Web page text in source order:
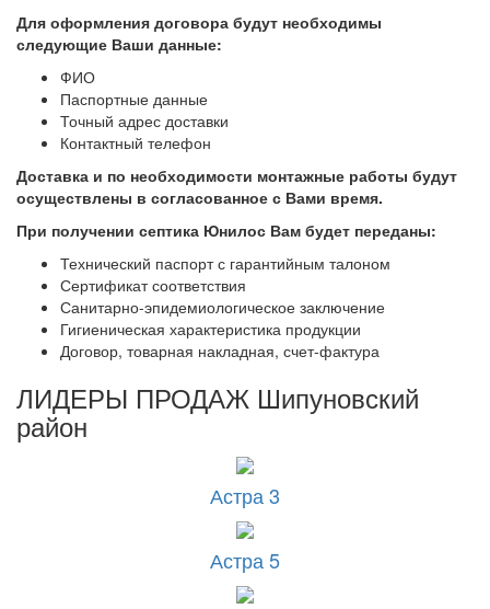
Для оформления договора будут необходимы
следующие Ваши данные:
ФИО
Паспортные данные
Точный адрес доставки
Контактный телефон
Доставка и по необходимости монтажные работы будут
осуществлены в согласованное с Вами время.
При получении септика Юнилос Вам будет переданы:
Технический паспорт с гарантийным талоном
Сертификат соответствия
Санитарно-эпидемиологическое заключение
Гигиеническая характеристика продукции
Договор, товарная накладная, счет-фактура
ЛИДЕРЫ ПРОДАЖ Шипуновский
район
Астра 3
Астра 5